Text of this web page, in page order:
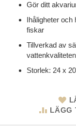
Gör ditt
Ihåligheter och
fiskar
Tillverkad av
vattenkvaliteten
Storlek: 24 x
LÄGG